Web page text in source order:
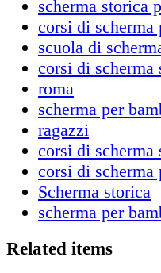
scherma storica
corsi di scherma
scuola di
corsi di scherma
roma
scherma per
ragazzi
corsi di scherma
corsi di scherma
Scherma storica
scherma per
Related items